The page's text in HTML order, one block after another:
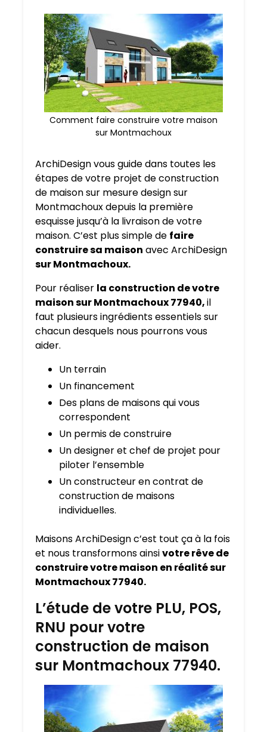
Comment faire construire votre maison
sur Montmachoux
ArchiDesign vous guide dans toutes les
étapes de votre projet de construction
de maison sur mesure design sur
Montmachoux depuis la première
esquisse jusqu’à la livraison de votre
maison. C’est plus simple de faire
construire sa maison avec ArchiDesign
sur Montmachoux.
Pour réaliser la construction de votre
maison sur Montmachoux 77940,il
faut plusieurs ingrédients essentiels sur
chacun desquels nous pourrons vous
aider.
Un terrain
Un financement
Des plans de maisons qui vous
correspondent
Un permis de construire
Un designer et chef de projet pour
piloter l’ensemble
Un constructeur en contrat de
construction de maisons
individuelles.
Maisons ArchiDesign c’est tout ça à la fois
et nous transformons ainsivotre rêve de
construire votre maison en réalité sur
Montmachoux 77940.
L’étude de votre PLU, POS,
RNU pour votre
construction de maison
sur Montmachoux 77940.